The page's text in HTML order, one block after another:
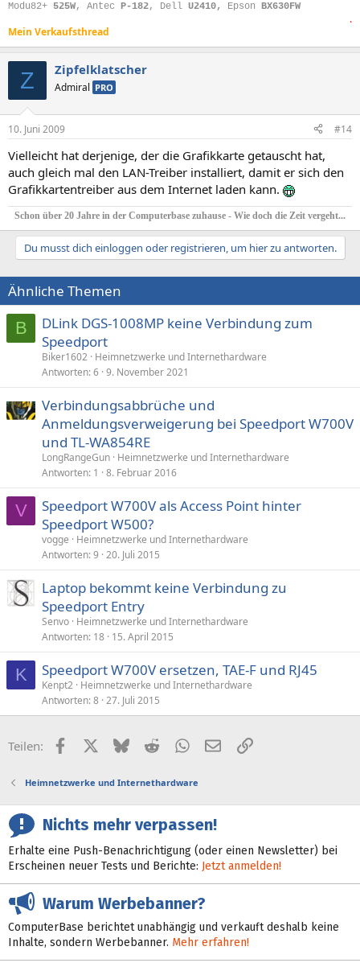
Modu82+ 525W, Antec P-182, Dell U2410, Epson BX630FW
.​
Mein Verkaufsthread
Z Zipfelklatscher
Admiral PRO
10. Juni 2009 #14
Vielleicht hat derjenige, der die Grafikkarte getauscht hat,
auch gleich mal den LAN-Treiber installiert, damit er sich den
Grafikkartentreiber aus dem Internet laden kann.
Schon über 20 Jahre in der Computerbase zuhause - Wie doch die Zeit vergeht...
Du musst dich einloggen oder registrieren, um hier zu antworten.
Ähnliche Themen
B
DLink DGS-1008MP keine Verbindung zum
Speedport
Biker1602 Heimnetzwerke und Internethardware
Antworten 6 9. November 2021
Verbindungsabbrüche und
Anmeldungsverweigerung bei Speedport W700V
und TL-WA854RE
LongRangeGun Heimnetzwerke und Internethardware
Antworten 1 8. Februar 2016
V
Speedport W700V als Access Point hinter
Speedport W500?
vogge
Heimnetzwerke und Internethardware
Antworten 9 20. Juli 2015
Laptop bekommt keine Verbindung zu
Speedport Entry
Senvo Heimnetzwerke und Internethardware
Antworten 18 15. April 2015
K Speedport W700V ersetzen, TAE-F und RJ45
Kenpt2 Heimnetzwerke und Internethardware
Antworten 8 27. Juli 2015
Teilen: FacebookX (Twitter)
BlueskyRedditWhatsApp
E-MailLink
Heimnetzwerke und Internethardware
Nichts mehr verpassen!
Erhalte eine Push-Benachrichtigung (oder einen Newsletter) bei
Erscheinen neuer Tests und Berichte: Jetzt anmelden!
Warum Werbebanner?
ComputerBase berichtet unabhängig und verkauft deshalb keine
Inhalte, sondern Werbebanner. Mehr erfahren!